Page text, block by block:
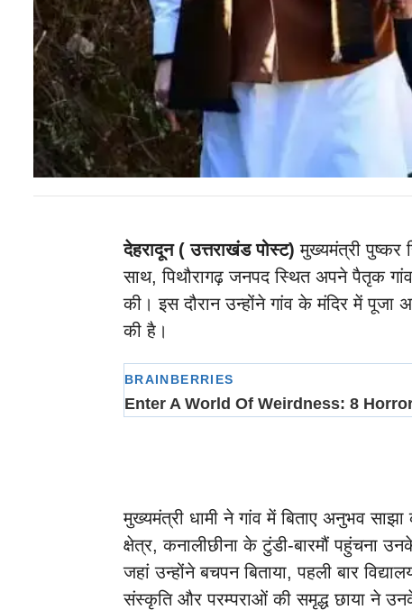
देहरादून ( उत्तराखंड पोस्ट) मुख्यमंत्री पुष्कर
साथ, पिथौरागढ़ जनपद स्थित अपने पैतृक
की। इस दौरान उन्होंने गांव के मंदिर में पूजा
की है।
मुख्यमंत्री धामी ने गांव में बिताए अनुभव
क्षेत्र, कनालीछीना के टुंडी-बारमौं पहुंचना
जहां उन्होंने बचपन बिताया, पहली बार
संस्कृति और परम्पराओं की समृद्ध छाया ने